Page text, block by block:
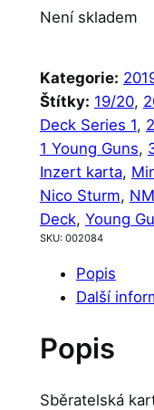
Není skladem
Kategorie:
Štítky: 19/20,
Deck Series 1,
1 Young Guns,
Inzert karta,
Nico Sturm,
Deck, Young
SKU: 002084
Popis
Další
Popis
Sběratelská